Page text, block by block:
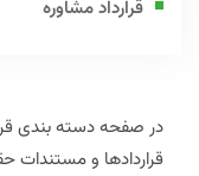
قرارداد مشاوره
در صفحه دسته بندی
قراردادها و مستندات